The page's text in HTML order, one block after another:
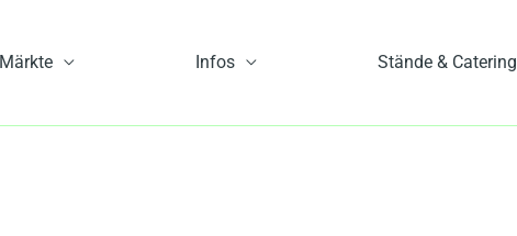
Märkte Infos Stände & Catering